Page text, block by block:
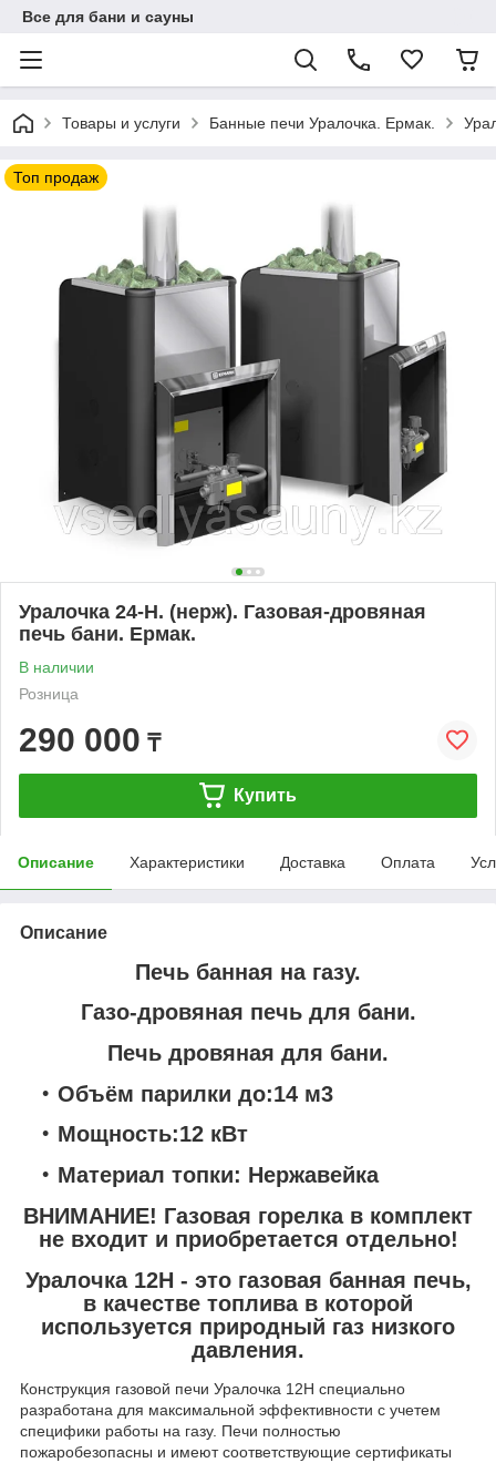
Все для бани и сауны
Товары и услуги Банные печи Уралочка. Ермак.
Топ продаж
Уралочка 24-Н. (нерж). Газовая-дровяная
печь бани. Ермак.
В наличии
Розница
290 000 ₸
Купить
Описание Характеристики Доставка Оплата
Описание
Печь банная на газу.
Газо-дровяная печь для бани.
Печь дровяная для бани.
Объём парилки до:14 м3
Мощность:12 кВт
Материал топки: Нержавейка
ВНИМАНИЕ! Газовая горелка в комплект
не входит и приобретается отдельно!
Уралочка 12Н - это газовая банная печь,
в качестве топлива в которой
используется природный газ низкого
давления.
Конструкция газовой печи Уралочка 12Н специально
разработана для максимальной эффективности с учетем
специфики работы на газу. Печи полностью
пожаробезопасны и имеют соответствующие сертификаты